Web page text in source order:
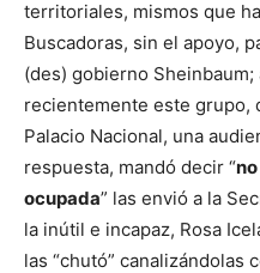
territoriales, mismos que
Buscadoras, sin el apoyo,
(des) gobierno Sheinbaum;
recientemente este grupo,
Palacio Nacional, una
respuesta, mandó decir “
ocupada” las envió a la
la inútil e incapaz, Rosa
las “chutó” canalizándolas